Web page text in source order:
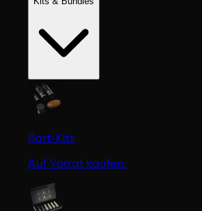
Bart-Kits
Auf Vorrat kaufen.